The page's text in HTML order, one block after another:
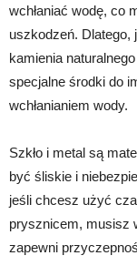
wchłaniać wodę, co
uszkodzeń. Dlatego,
kamienia
specjalne środki do
wchłanianiem wody.
Szkło i metal są
być śliskie i
jeśli chcesz użyć
prysznicem, musisz
zapewni